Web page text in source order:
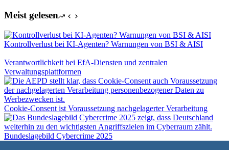
Meist gelesen
Kontrollverlust bei KI-Agenten? Warnungen von BSI & AISI
Verantwortlichkeit bei EfA-Diensten und zentralen
Verwaltungsplattformen
Cookie-Consent ist Voraussetzung nachgelagerter Verarbeitung
Bundeslagebild Cybercrime 2025